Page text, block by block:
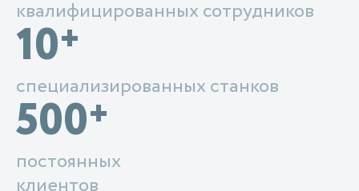
квалифицированных сотрудников
10+
специализированных станков
500+
постоянных